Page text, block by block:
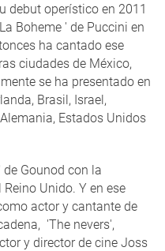
debut operístico en 2011
Boheme ' de Puccini en
ha cantado ese
ciudades de México,
se ha presentado en
Brasil, Israel,
Estados Unidos
Gounod con la
Unido. Y en ese
actor y cantante de
'The nevers',
y director de cine Joss